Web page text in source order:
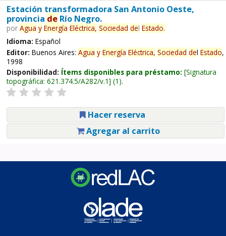
Estación transformadora San Antonio Oeste,
provincia deRío Negro.
por Agua y Energía Eléctrica, Sociedad del Estado.
Idioma: Español
Editor: Buenos Aires: Agua y Energía Eléctrica, Sociedad del Estado,
1998
Disponibilidad: Ítems disponibles para préstamo: Signatura
topográfica: 621.374.5/A282/v.1 (1).
Hacer reserva
Agregar al carrito